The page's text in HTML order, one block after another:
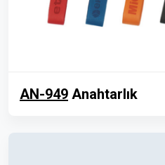
AN-949 Anahtarlık